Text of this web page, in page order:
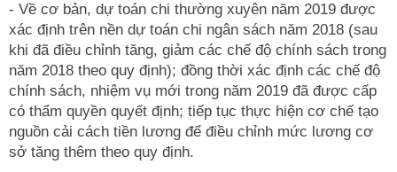
- Về cơ bản, dự toán chi thường xuyên năm 2019 được
xác định trên nền dự toán chi ngân sách năm 2018 (sau
khi đã điều chỉnh tăng, giảm các chế độ chính sách trong
năm 2018 theo quy định); đồng thời xác định các chế độ
chính sách, nhiệm vụ mới trong năm 2019 đã được cấp
có thẩm quyền quyết định; tiếp tục thực hiện cơ chế tạo
nguồn cải cách tiền lương để điều chỉnh mức lương cơ
sở tăng thêm theo quy định.